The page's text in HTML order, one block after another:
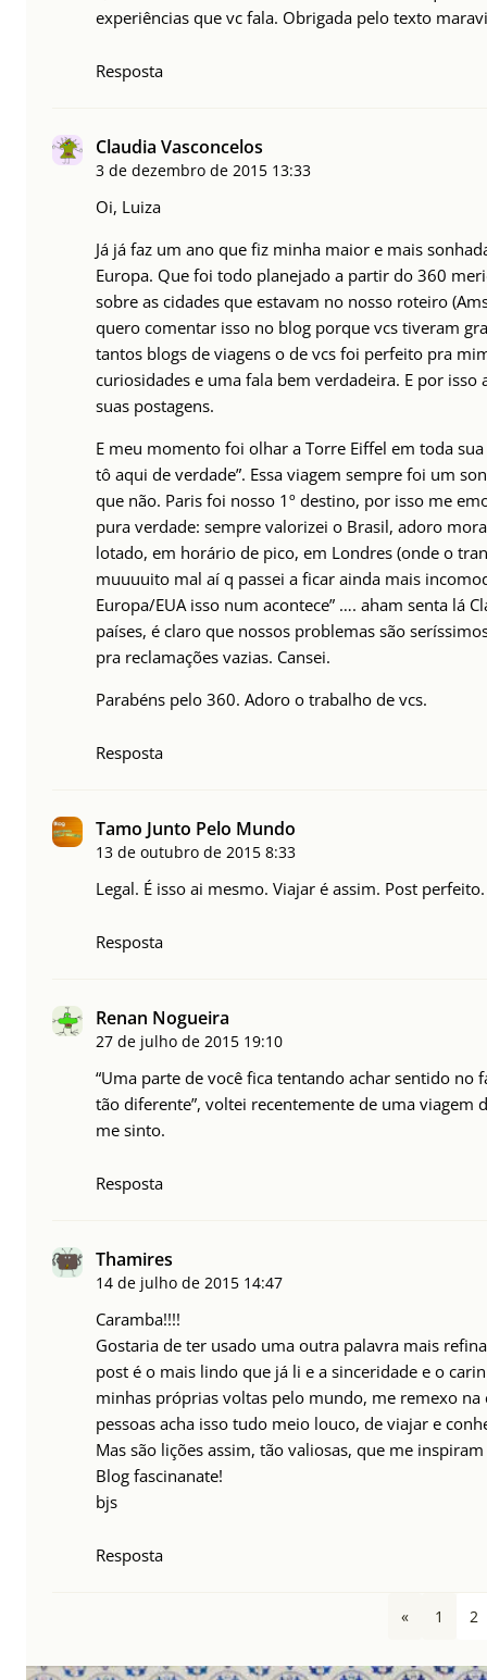
experiências que vc fala. Obrigada pelo texto
Resposta
Claudia Vasconcelos
3 de dezembro de 2015 13:33
Oi, Luiza
Já já faz um ano que fiz minha maior e mais
Europa. Que foi todo planejado a partir do 360
sobre as cidades que estavam no nosso roteiro
quero comentar isso no blog porque vcs tiveram
tantos blogs de viagens o de vcs foi perfeito pra
curiosidades e uma fala bem verdadeira. E por
suas postagens.
E meu momento foi olhar a Torre Eiffel em toda
tô aqui de verdade”. Essa viagem sempre foi um
que não. Paris foi nosso 1º destino, por isso me
pura verdade: sempre valorizei o Brasil, adoro
lotado, em horário de pico, em Londres (onde o
muuuuito mal aí q passei a ficar ainda mais
Europa/EUA isso num acontece” …. aham senta lá
países, é claro que nossos problemas são
pra reclamações vazias. Cansei.
Parabéns pelo 360. Adoro o trabalho de vcs.
Resposta
Tamo Junto Pelo Mundo
13 de outubro de 2015 8:33
Legal. É isso ai mesmo. Viajar é assim. Post
Resposta
Renan Nogueira
27 de julho de 2015 19:10
“Uma parte de você fica tentando achar sentido no
tão diferente”, voltei recentemente de uma viagem
me sinto.
Resposta
Thamires
14 de julho de 2015 14:47
Caramba!!!!
Gostaria de ter usado uma outra palavra mais
post é o mais lindo que já li e a sinceridade e o
minhas próprias voltas pelo mundo, me remexo na
pessoas acha isso tudo meio louco, de viajar e
Mas são lições assim, tão valiosas, que me
Blog fascinanate!
bjs
Resposta
« 1 2